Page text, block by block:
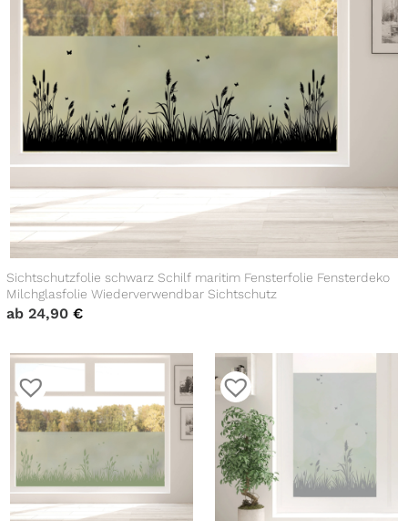
Sichtschutzfolie schwarz Schilf maritim Fensterfolie Fensterdeko
Milchglasfolie Wiederverwendbar Sichtschutz
ab 24,90 €